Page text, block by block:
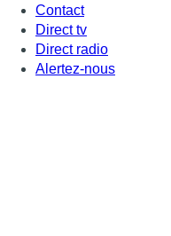
Contact
Direct tv
Direct radio
Alertez-nous